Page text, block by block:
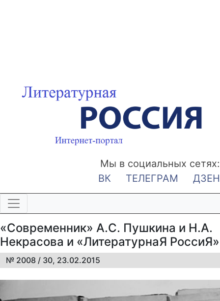
Мы в социальных сетях:
ВК
ТЕЛЕГРАМ ДЗЕН
«Современник» А.С. Пушкина и Н.А.
Некрасова и «ЛитературнаЯ РоссиЯ»
№ 2008 / 30, 23.02.2015